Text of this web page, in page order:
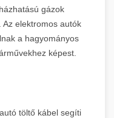
gázok
Az elektromos autók
a hagyományos
képest.
töltő kábel segíti